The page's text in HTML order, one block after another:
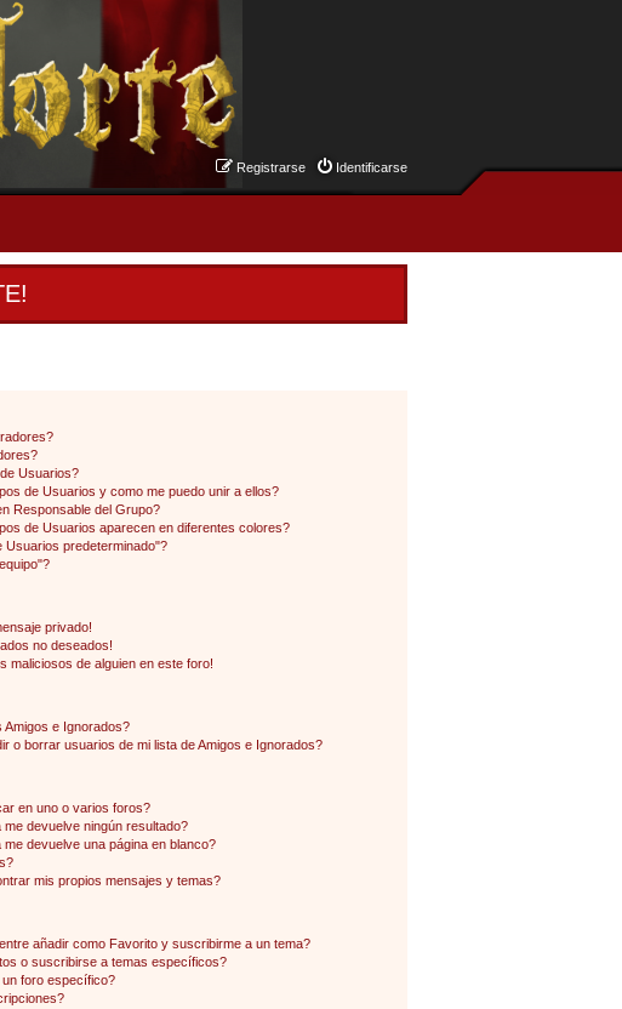
Identificarse
Registrarse
Usuarios?
de Usuarios y como me puedo unir a ellos?
Responsable del Grupo?
de Usuarios aparecen en diferentes colores?
Usuarios predeterminado"?
privado!
no deseados!
maliciosos de alguien en este foro!
Amigos e Ignorados?
o borrar usuarios de mi lista de Amigos e Ignorados?
en uno o varios foros?
devuelve ningún resultado?
devuelve una página en blanco?
mis propios mensajes y temas?
añadir como Favorito y suscribirme a un tema?
o suscribirse a temas específicos?
foro específico?